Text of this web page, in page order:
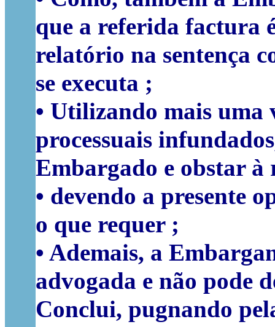
que a referida factura
relatório na sentença
se executa ;
• Utilizando mais uma
processuais
Embargado e obstar
• devendo a presente
o que requer ;
• Ademais, a
advogada e não pode
Conclui, pugnando